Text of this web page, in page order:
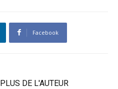
Facebook
PLUS DE L'AUTEUR